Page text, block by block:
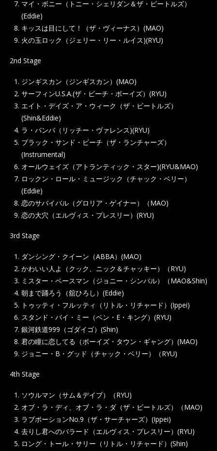
マイ・ボニー（トニー・シェリダン＆ザ・ビートルズ）
(Eddie)
キッスは目にして！（ザ・ヴィーナス）(MAO)
火の玉ロック（ジェリー・リー・ルイス)(RYU)
2nd Stage
ジンギスカン（ジンギスカン）(MAO)
サーフィンU.S.A.(ザ・ビーチ・ボーイズ）(RYU)
エイト・デイズ・ア・ウィーク（ザ・ビートルズ）
(Shin&Eddie)
ラ・バンバ（リッチー・ヴァレンス)(RYU)
ブラック・サンド・ビーチ（ザ・ランチャーズ）
(Instrumental)
オールウェイズ（アトランティック・スター)(RYU&MAO)
ロックン・ロール・ミュージック（チャック・ベリー）
(Eddie)
恋のサバイバル（グロリア・ゲイナー）（MAO)
恋の大穴（エルヴィス・プレスリー）(RYU)
3rd Stage
ダンシング・クイーン（ABBA）(MAO)
かわいい人よ（クック、ニック＆チャッキー）（RYU)
ミスター・ベースマン（ジョニー・シンバル）（MAO&Shin)
朝まで踊ろう（舘ひろし）(Eddie)
トゥッティ・フルッティ（リトル・リチャード）(Ippei)
スタンド・バイ・ミー（ベン・E・キング）(RYU)
銀河鉄道999（ゴダイゴ）(Shin)
君の瞳に恋してる（ボーイズ・タウン・ギャング）(MAO)
ジョニー・B・グッド（チャック・ベリー）（RYU)
4th Stage
ソウルマン（サム＆デイブ）（RYU)
オブ・ラ・ディ、オブ・ラ・ダ（ザ・ビートルズ）（MAO)
ラブポーションNo.9（ザ・サーチャーズ）(Ippei)
去りし君へのバラード（エルヴィス・プレスリー）(RYU)
ロング・トール・サリー（リトル・リチャード）(Shin)